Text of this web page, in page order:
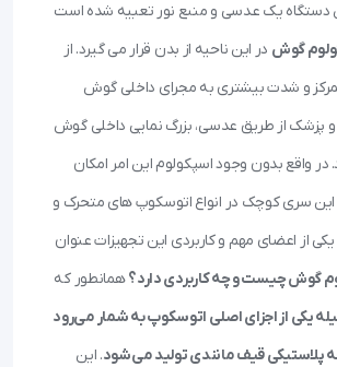
یک عدسی و منبع نور تعبیه شده است
گوش در این ناحیه از بدن قرار می گیرد. از
و شدت بیشتری به مجرای داخلی گوش
پزشک از طریق عدسی، بزرگ نمایی داخلی گوش
در واقع بدون وجود اسپکولوم این امر امکان
این سری کوچک در انواع اتوسکوپ های متحرک و
از اعضای مهم و کاربردی این تجهیزات عنوان
گوش چیست و چه کاربردی دارد؟همانطور که
یکی از اجزای اصلی اتوسکوپ به شمار می‌رود
پلاستیکی قیف مانندی تولید می‌شود. این